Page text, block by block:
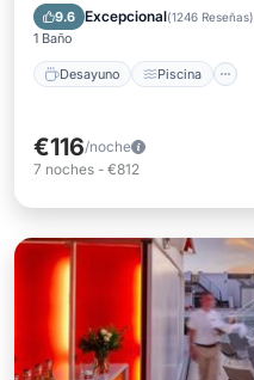
9.6 Excepcional(1246 Reseñas)
1 Baño
Desayuno Piscina
Aire acondicionado
€116/noche
7 noches - €812